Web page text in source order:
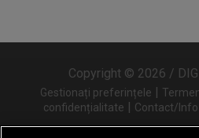
Copyright © 2026 /
Gestionați preferințele |
confidențialitate | Contact/Info